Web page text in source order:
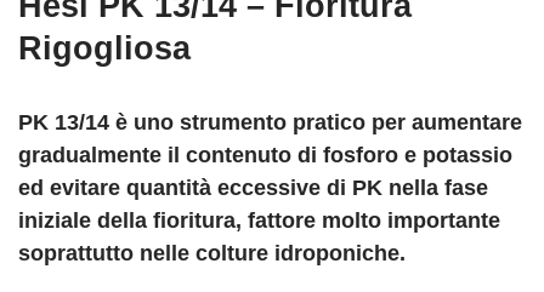
Rigogliosa
PK 13/14 è uno strumento pratico per aumentare
gradualmente il contenuto di fosforo e potassio
ed evitare quantità eccessive di PK nella fase
iniziale della fioritura, fattore molto importante
soprattutto nelle colture idroponiche.